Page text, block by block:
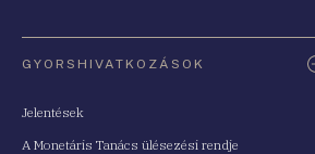
GYORSHIVATKOZÁSOK
Jelentések
A Monetáris Tanács ülésezési rendje